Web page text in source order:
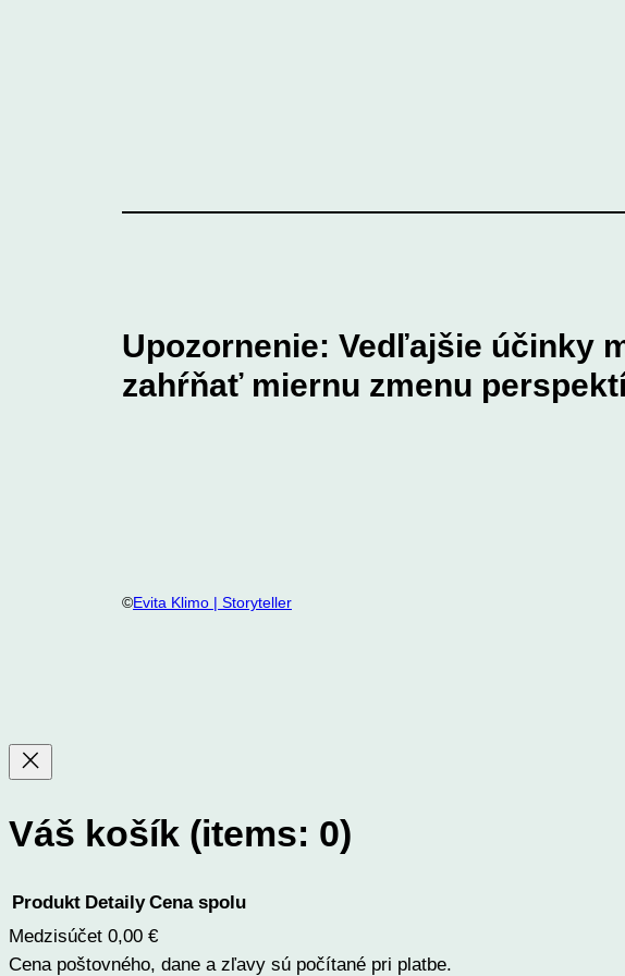
Upozornenie: Vedľajšie účinky
zahŕňať miernu zmenu
©Evita Klimo | Storyteller
Váš košík (items: 0)
Produkt Detaily Cena spolu
Medzisúčet 0,00 €
Cena poštovného, dane a zľavy sú počítané pri platbe.